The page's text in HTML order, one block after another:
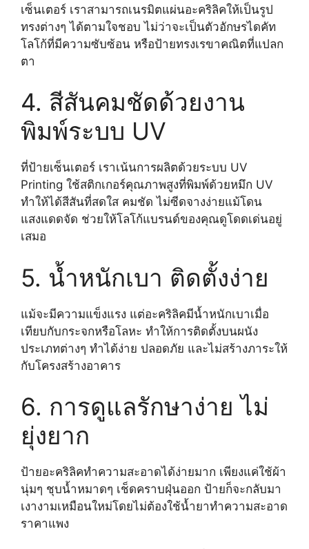
เซ็นเตอร์ เราสามารถเนรมิตแผ่นอะคริลิคให้เป็นรูป
ทรงต่างๆ ได้ตามใจชอบ ไม่ว่าจะเป็นตัวอักษรไดคัท
โลโก้ที่มีความซับซ้อน หรือป้ายทรงเรขาคณิตที่แปลก
ตา
4. สีสันคมชัดด้วยงาน
พิมพ์ระบบ UV
ที่ป้ายเซ็นเตอร์ เราเน้นการผลิตด้วยระบบ UV
Printing ใช้สติกเกอร์คุณภาพสูงที่พิมพ์ด้วยหมึก UV
ทำให้ได้สีสันที่สดใส คมชัด ไม่ซีดจางง่ายแม้โดน
แสงแดดจัด ช่วยให้โลโก้แบรนด์ของคุณดูโดดเด่นอยู่
เสมอ
5. น้ำหนักเบา ติดตั้งง่าย
แม้จะมีความแข็งแรง แต่อะคริลิคมีน้ำหนักเบาเมื่อ
เทียบกับกระจกหรือโลหะ ทำให้การติดตั้งบนผนัง
ประเภทต่างๆ ทำได้ง่าย ปลอดภัย และไม่สร้างภาระให้
กับโครงสร้างอาคาร
6. การดูแลรักษาง่าย ไม่
ยุ่งยาก
ป้ายอะคริลิคทำความสะอาดได้ง่ายมาก เพียงแค่ใช้ผ้า
นุ่มๆ ชุบน้ำหมาดๆ เช็ดคราบฝุ่นออก ป้ายก็จะกลับมา
เงางามเหมือนใหม่โดยไม่ต้องใช้น้ำยาทำความสะอาด
ราคาแพง